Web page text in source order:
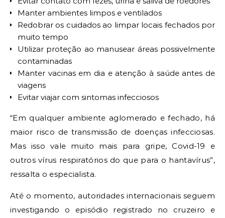
Manter ambientes limpos e ventilados
Redobrar os cuidados ao limpar locais fechados por
muito tempo
Utilizar proteção ao manusear áreas possivelmente
contaminadas
Manter vacinas em dia e atenção à saúde antes de
viagens
Evitar viajar com sintomas infecciosos
“Em qualquer ambiente aglomerado e fechado, há
maior risco de transmissão de doenças infecciosas.
Mas isso vale muito mais para gripe, Covid-19 e
outros vírus respiratórios do que para o hantavírus”,
ressalta o especialista.
Até o momento, autoridades internacionais seguem
investigando o episódio registrado no cruzeiro e